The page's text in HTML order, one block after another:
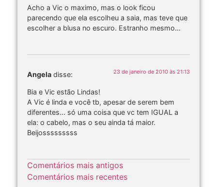
Acho a Vic o maximo, mas o look ficou
parecendo que ela escolheu a saia, mas teve que
escolher a blusa no escuro. Estranho mesmo…
Angela disse: 23 de janeiro de 2010 às 21:13
Bia e Vic estão Lindas!
A Vic é linda e você tb, apesar de serem bem
diferentes… só uma coisa que vc tem IGUAL a
ela: o cabelo, mas o seu ainda tá maior.
Beijosssssssss
Comentários mais antigos
Comentários mais recentes